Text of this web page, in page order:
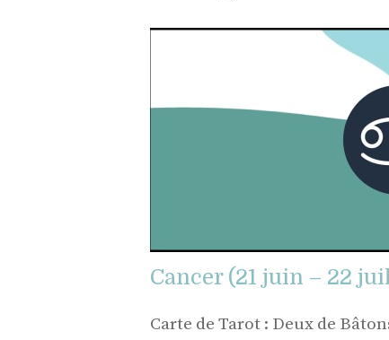
Cancer (21 juin – 22
Carte de Tarot : Deux de